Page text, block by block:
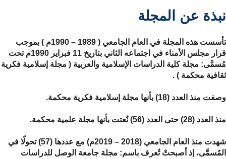
نبذة عن المجلة
تأسست هذه المجلة في العام الجامعي ( 1989 – 1990م ) بموجب
قرار مجلس الأمناء في اجتماعه الثاني بتاريخ 11 فبراير 1990م تحت
مُسمَّى: مجلة كلية الدراسات الإسلامية والعربية ( مجلة إسلامية فكرية
ثقافية محكمة ) .
وصفت منذ العدد (18) بأنها مجلة إسلامية فكرية محكمة.
منذ العدد (28) حتى العدد (56) نُعتت بأنها مجلة علمية محكمة.
شهدت منذ العام الجامعي (2018 – 2019م) مع عددها (57) تحولًا في
المُسمَّى، إذ أصبحتْ تُعرف باسم: مجلة جامعة الوصل للدراسات